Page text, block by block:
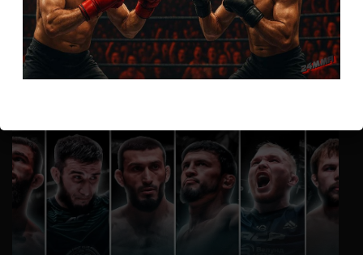
не запускается ни один бой, реклама есть, а когда
заканчивается начинается загрузка видео длиною в жизнь.
Исправьте пожалуйста